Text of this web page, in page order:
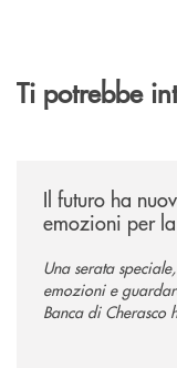
Ti potrebbe
Il futuro ha
emozioni per
Una serata
emozioni e
Banca di Cherasco